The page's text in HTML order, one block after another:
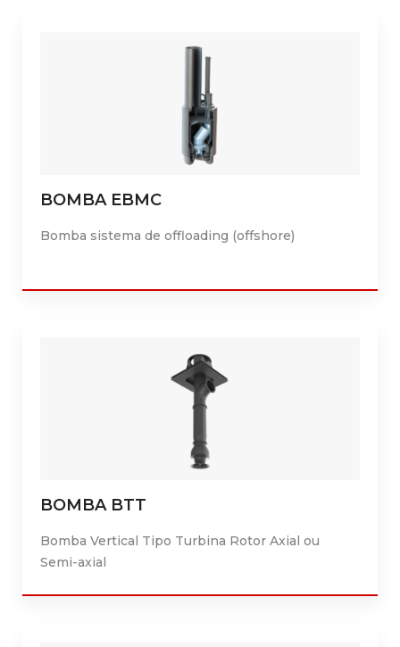
BOMBA EBMC
Bomba sistema de offloading (offshore)
BOMBA BTT
Bomba Vertical Tipo Turbina Rotor Axial ou
Semi-axial